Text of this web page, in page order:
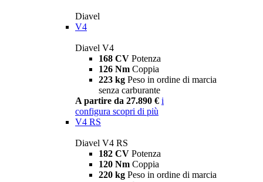
Diavel
V4
Diavel V4
168 CV Potenza
126 Nm Coppia
223 kg Peso in ordine di marcia
senza carburante
A partire da 27.890 € i
configura scopri di più
V4 RS
Diavel V4 RS
182 CV Potenza
120 Nm Coppia
220 kg Peso in ordine di marcia